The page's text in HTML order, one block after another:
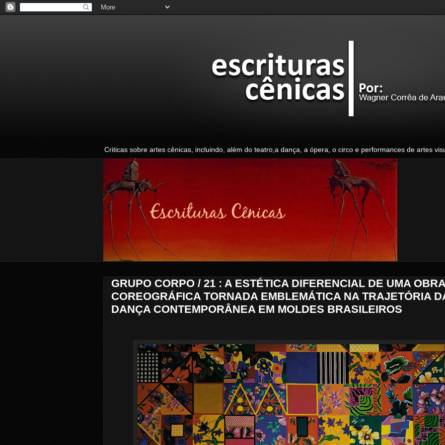
Criticas sobre artes cênicas, incluindo, além do teatro,a dança, a ópera, o circo e performances de artes
GRUPO CORPO / 21 : A ESTÉTICA DIFERENCIAL DE UMA OBRA
COREOGRÁFICA TORNADA EMBLEMÁTICA NA TRAJETÓRIA
DANÇA CONTEMPORÂNEA EM MOLDES BRASILEIROS